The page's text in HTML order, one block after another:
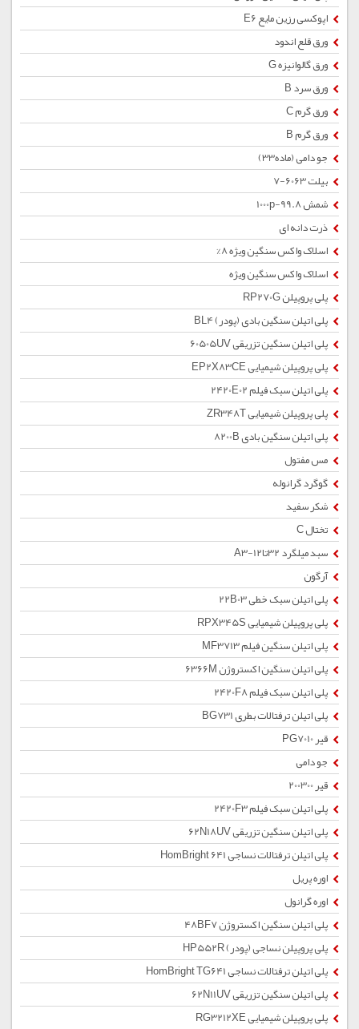
اپوکسی رزین مایع E6
ورق قلع اندود
ورق گالوانیزه G
ورق سرد B
ورق گرم C
ورق گرم B
جو دامی (ماده33)
بیلت 6063-7
شمش 1000p-99.8
ذرت دانه ای
اسلاک واکس سنگین ویژه 8%
اسلاک واکس سنگین ویژه
پلی پروپیلن RP270G
پلی اتیلن سنگین بادی (پودر) BL4
پلی اتیلن سنگین تزریقی 60505UV
پلی پروپیلن شیمیایی EP2X83CE
پلی اتیلن سبک فیلم 2420E02
پلی پروپیلن شیمیایی ZR348T
پلی اتیلن سنگین بادی 8200B
مس مفتول
گوگرد گرانوله
شکر سفید
تختال C
سبد میلگرد 32تا12-A3
آرگون
پلی اتیلن سبک خطی 22B03
پلی پروپیلن شیمیایی RPX345S
پلی اتیلن سنگین فیلم MF3713
پلی اتیلن سنگین اکستروژن 6366M
پلی اتیلن سبک فیلم 2420F8
پلی اتیلن ترفتالات بطری BG731
قیر PG7010
جو دامی
قیر 200300
پلی اتیلن سبک فیلم 2420F3
پلی اتیلن سنگین تزریقی 62N18UV
پلی اتیلن ترفتالات نساجی HomBright 641
اوره پریل
اوره گرانول
پلی اتیلن سنگین اکستروژن 48BF7
پلی پروپیلن نساجی (پودر) HP552R
پلی اتیلن ترفتالات نساجی HomBright TG641
پلی اتیلن سنگین تزریقی 62N11UV
پلی پروپیلن شیمیایی RG3212XE